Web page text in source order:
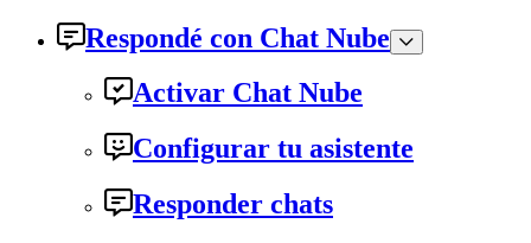
Respondé con Chat Nube
Activar Chat Nube
Configurar tu asistente
Responder chats